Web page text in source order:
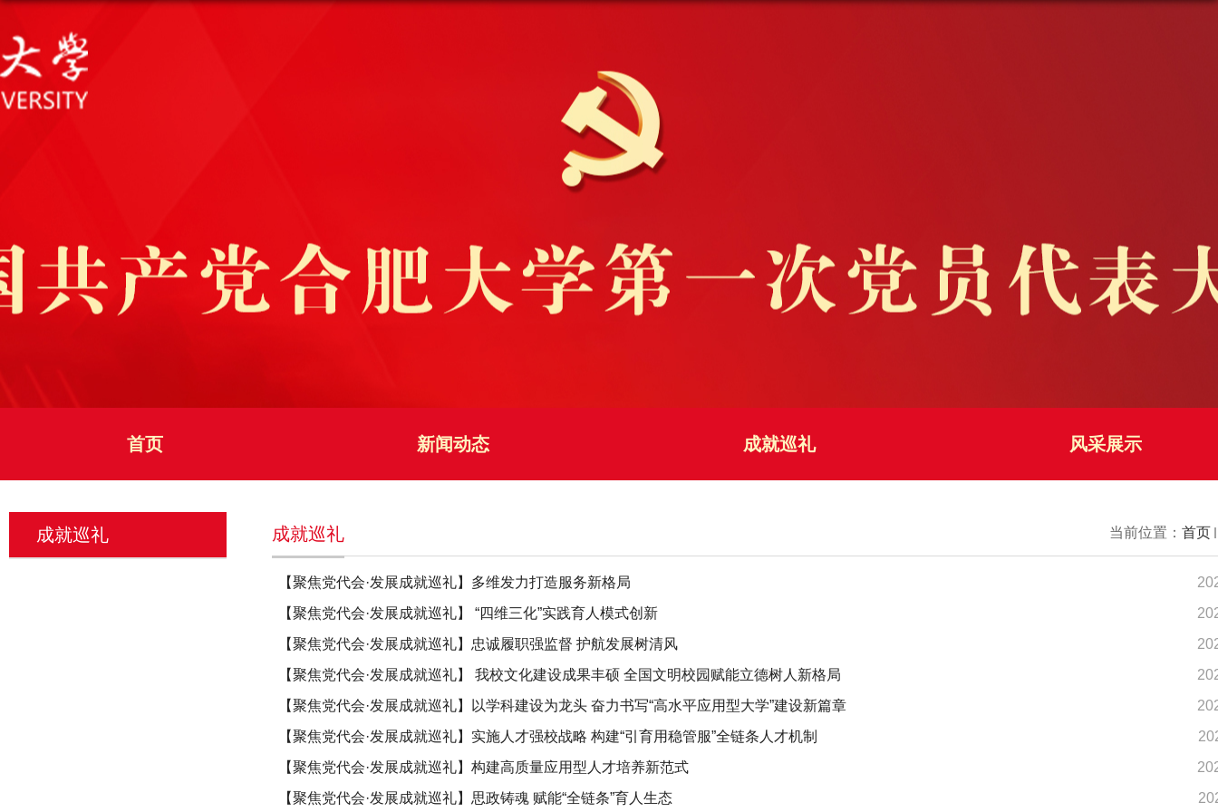
首页 新闻动态 成就巡礼 风采展示
成就巡礼 当前位置： 首页
成就巡礼
【聚焦党代会·发展成就巡礼】多维发力打造服务新格局
【聚焦党代会·发展成就巡礼】 “四维三化”实践育人模式创新
【聚焦党代会·发展成就巡礼】忠诚履职强监督 护航发展树清风
【聚焦党代会·发展成就巡礼】 我校文化建设成果丰硕 全国文明校园赋能立德树人新格局
【聚焦党代会·发展成就巡礼】以学科建设为龙头 奋力书写“高水平应用型大学”建设新篇章
【聚焦党代会·发展成就巡礼】实施人才强校战略 构建“引育用稳管服”全链条人才机制
【聚焦党代会·发展成就巡礼】构建高质量应用型人才培养新范式
【聚焦党代会·发展成就巡礼】思政铸魂 赋能“全链条”育人生态